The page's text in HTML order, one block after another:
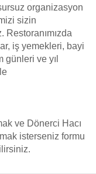
organizasyon
sizin
iş yemekleri, bayi
günleri ve yıl
ve Dönerci Hacı
isterseniz formu